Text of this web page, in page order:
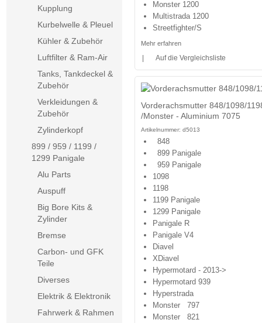
Monster 1200
Multistrada 1200
Streetfighter/S
Mehr erfahren
Auf die Vergleichsliste
Vorderachsmutter 848/1098/
/Monster - Aluminium 7075
Artikelnummer: d5013
848
899 Panigale
959 Panigale
1098
1198
1199 Panigale
1299 Panigale
Panigale R
Panigale V4
Diavel
XDiavel
Hypermotard - 2013->
Hypermotard 939
Hyperstrada
Monster 797
Monster 821
Kupplung
Kurbelwelle & Pleuel
Kühler & Zubehör
Luftfilter & Ram-Air
Tanks, Tankdeckel &
Zubehör
Verkleidungen &
Zubehör
Zylinderkopf
899 / 959 / 1199 /
1299 Panigale
Alu Parts
Auspuff
Big Bore Kits &
Zylinder
Bremse
Carbon- und GFK
Teile
Diverses
Elektrik & Elektronik
Fahrwerk & Rahmen